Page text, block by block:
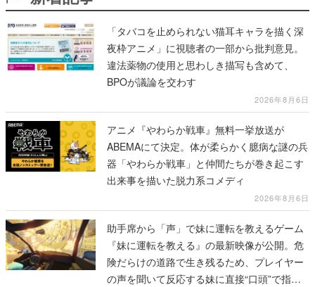
「タバコを止められない猫耳キャラを描く深
夜枠アニメ」に視聴者の一部から批判意見。
違法薬物の使用と思わしき描写も含めて、
BPOが議論を交わす
2026年8月6日
アニメ『やわらか戦車』無料一挙放送が
ABEMAにて決定。体が柔らかく臆病な謎の兵
器「やわらか戦車」と仲間たちが巻き起こす
出来事を描いた脱力系コメディ
2026年8月6日
助手席から「声」で妹に運転を教えるゲーム
『妹に運転を教える』の最新映像が公開。危
険だらけの道路で生き残るため、プレイヤー
の声を聞いて反応する妹に直接“口頭”で指示